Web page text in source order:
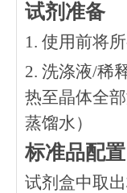
试剂准备
1. 使用前将
2. 洗涤液/稀
热⾄晶体全
蒸馏水）
标准品配置
试剂盒中取